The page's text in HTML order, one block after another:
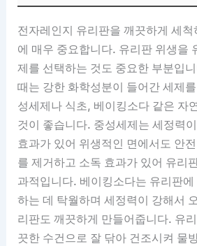
전자레인지 유리판을 깨끗하게 세
에 매우 중요합니다. 유리판 위생을
제를 선택하는 것도 중요한 부분입
때는 강한 화학성분이 들어간 세제
성세제나 식초, 베이킹소다 같은 자
것이 좋습니다. 중성세제는 세정력
효과가 있어 위생적인 면에서도 안
를 제거하고 소독 효과가 있어 유리
과적입니다. 베이킹소다는 유리판
하는 데 탁월하며 세정력이 강해서
리판도 깨끗하게 만들어줍니다. 유
끗한 수건으로 잘 닦아 건조시켜 물